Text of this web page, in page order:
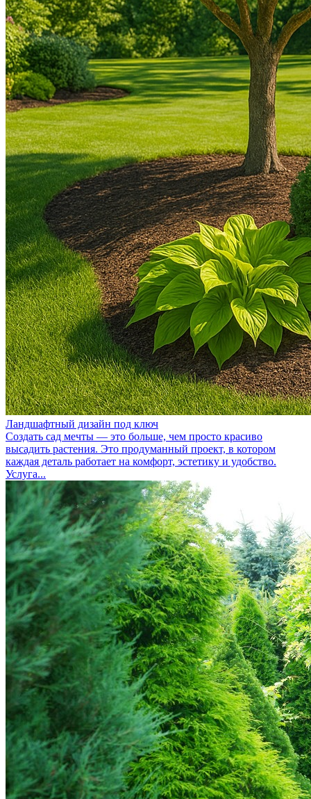
Ландшафтный дизайн под ключ
Создать сад мечты — это больше, чем просто красиво
высадить растения. Это продуманный проект, в котором
каждая деталь работает на комфорт, эстетику и удобство.
Услуга...